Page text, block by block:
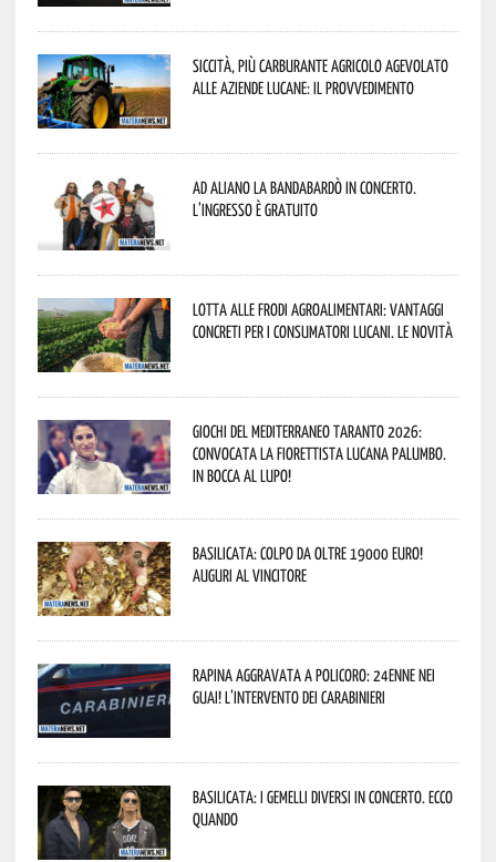
Siccità, più carburante agricolo agevolato
alle aziende lucane: il provvedimento
Ad Aliano la Bandabardò in concerto.
L’ingresso è gratuito
Lotta alle frodi agroalimentari: vantaggi
concreti per i consumatori lucani. Le novità
Giochi del Mediterraneo Taranto 2026:
convocata la fiorettista lucana Palumbo.
In bocca al lupo!
Basilicata: colpo da oltre 19000 Euro!
Auguri al vincitore
Rapina aggravata a Policoro: 24enne nei
guai! L’intervento dei Carabinieri
Basilicata: i Gemelli DiVersi in concerto. Ecco
quando